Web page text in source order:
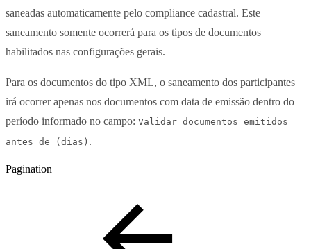
saneadas automaticamente pelo compliance cadastral. Este
saneamento somente ocorrerá para os tipos de documentos
habilitados nas configurações gerais.
Para os documentos do tipo XML, o saneamento dos participantes
irá ocorrer apenas nos documentos com data de emissão dentro do
período informado no campo: Validar documentos emitidos
antes de (dias) .
Pagination